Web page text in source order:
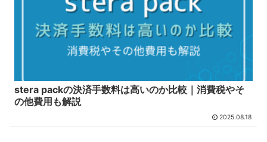
stera packの決済手数料は高いのか比較｜消費税やそ
の他費用も解説
2025.08.18